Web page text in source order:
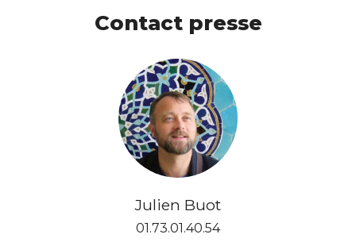
Contact presse
Julien Buot
01.73.01.40.54